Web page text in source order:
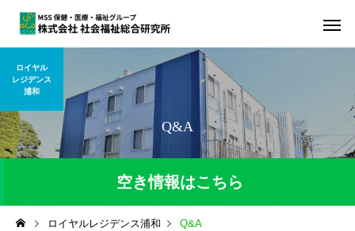
Q&A
ロイヤル
レジデンス
浦和
空き情報はこちら
ロイヤルレジデンス浦和 Q&A